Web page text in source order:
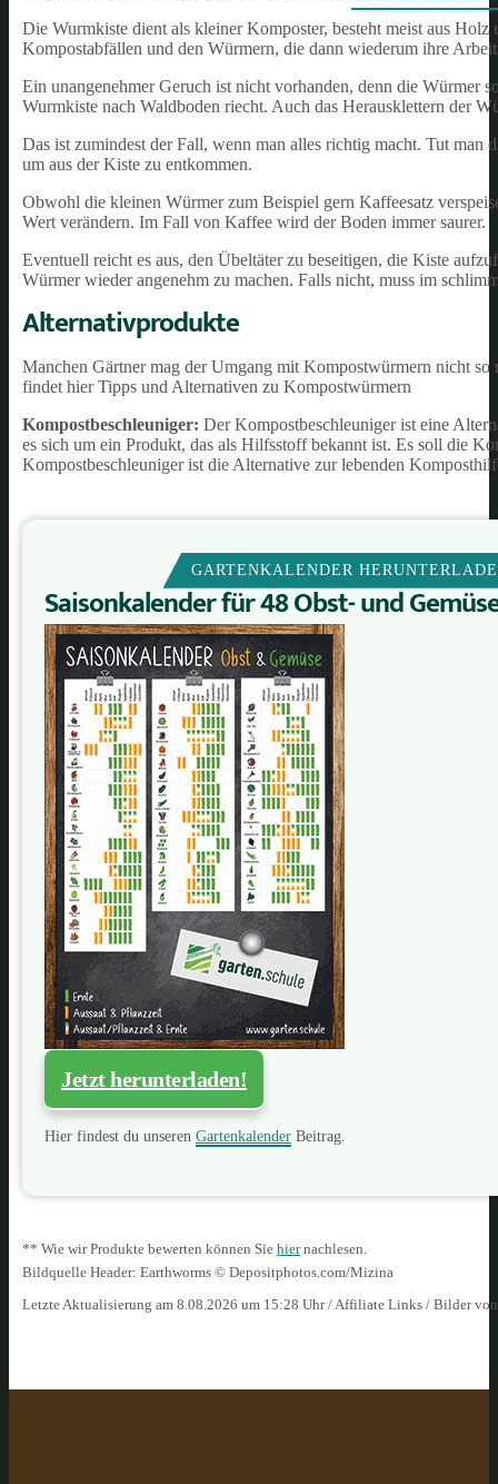
Die Wurmkiste dient als kleiner Komposter, besteht meist aus
Kompostabfällen und den Würmern, die dann wiederum ihre
Ein unangenehmer Geruch ist nicht vorhanden, denn die Würmer
Wurmkiste nach Waldboden riecht. Auch das Herausklettern der
Das ist zumindest der Fall, wenn man alles richtig macht. Tut man
um aus der Kiste zu entkommen.
Obwohl die kleinen Würmer zum Beispiel gern Kaffeesatz
Wert verändern. Im Fall von Kaffee wird der Boden immer saurer.
Eventuell reicht es aus, den Übeltäter zu beseitigen, die Kiste
Würmer wieder angenehm zu machen. Falls nicht, muss im
Alternativprodukte
Manchen Gärtner mag der Umgang mit Kompostwürmern nicht
findet hier Tipps und Alternativen zu Kompostwürmern
Kompostbeschleuniger: Der Kompostbeschleuniger ist eine
es sich um ein Produkt, das als Hilfsstoff bekannt ist. Es soll die
Kompostbeschleuniger ist die Alternative zur lebenden
GARTENKALENDER
Saisonkalender für 48 Obst- und
Jetzt herunterladen!
Hier findest du unseren Gartenkalender Beitrag.
** Wie wir Produkte bewerten können Sie hiernachlesen.
Bildquelle Header: Earthworms © Depositphotos.com/Mizina
Letzte Aktualisierung am 8.08.2026 um 15:28 Uhr / Affiliate Links / Bilder